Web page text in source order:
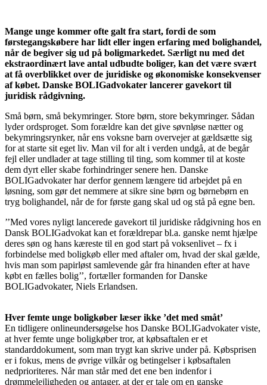
Mange unge kommer ofte galt fra start, fordi de som
førstegangskøbere har lidt eller ingen erfaring med bolighandel,
når de begiver sig ud på boligmarkedet. Særligt nu med det
ekstraordinært lave antal udbudte boliger, kan det være svært
at få overblikket over de juridiske og økonomiske konsekvenser
af købet. Danske BOLIGadvokater lancerer gavekort til
juridisk rådgivning.
Små børn, små bekymringer. Store børn, store bekymringer. Sådan
lyder ordsproget. Som forældre kan det give søvnløse nætter og
bekymringsrynker, når ens voksne barn overvejer at gældsætte sig
for at starte sit eget liv. Man vil for alt i verden undgå, at de begår
fejl eller undlader at tage stilling til ting, som kommer til at koste
dem dyrt eller skabe forhindringer senere hen. Danske
BOLIGadvokater har derfor gennem længere tid arbejdet på en
løsning, som gør det nemmere at sikre sine børn og børnebørn en
tryg bolighandel, når de for første gang skal ud og stå på egne ben.
’’Med vores nyligt lancerede gavekort til juridiske rådgivning hos en
Dansk BOLIGadvokat kan et forældrepar bl.a. ganske nemt hjælpe
deres søn og hans kæreste til en god start på voksenlivet – fx i
forbindelse med boligkøb eller med aftaler om, hvad der skal gælde,
hvis man som papirløst samlevende går fra hinanden efter at have
købt en fælles bolig’’, fortæller formanden for Danske
BOLIGadvokater, Niels Erlandsen.
Hver femte unge boligkøber læser ikke ’det med småt’
En tidligere onlineundersøgelse hos Danske BOLIGadvokater viste,
at hver femte unge boligkøber tror, at købsaftalen er et
standarddokument, som man trygt kan skrive under på. Købsprisen
er i fokus, mens de øvrige vilkår og betingelser i købsaftalen
nedprioriteres. Når man står med det ene ben indenfor i
drømmelejligheden og antager, at der er tale om en ganske